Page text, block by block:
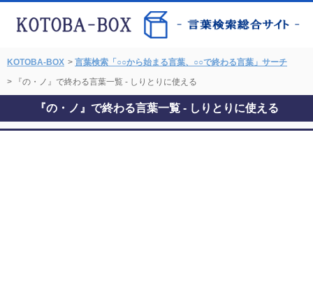
KOTOBA-BOX > 言葉検索「○○から始まる言葉、○○で終わる言葉」サーチ
> 『の・ノ』で終わる言葉一覧 - しりとりに使える
『の・ノ』で終わる言葉一覧 - しりとりに使える